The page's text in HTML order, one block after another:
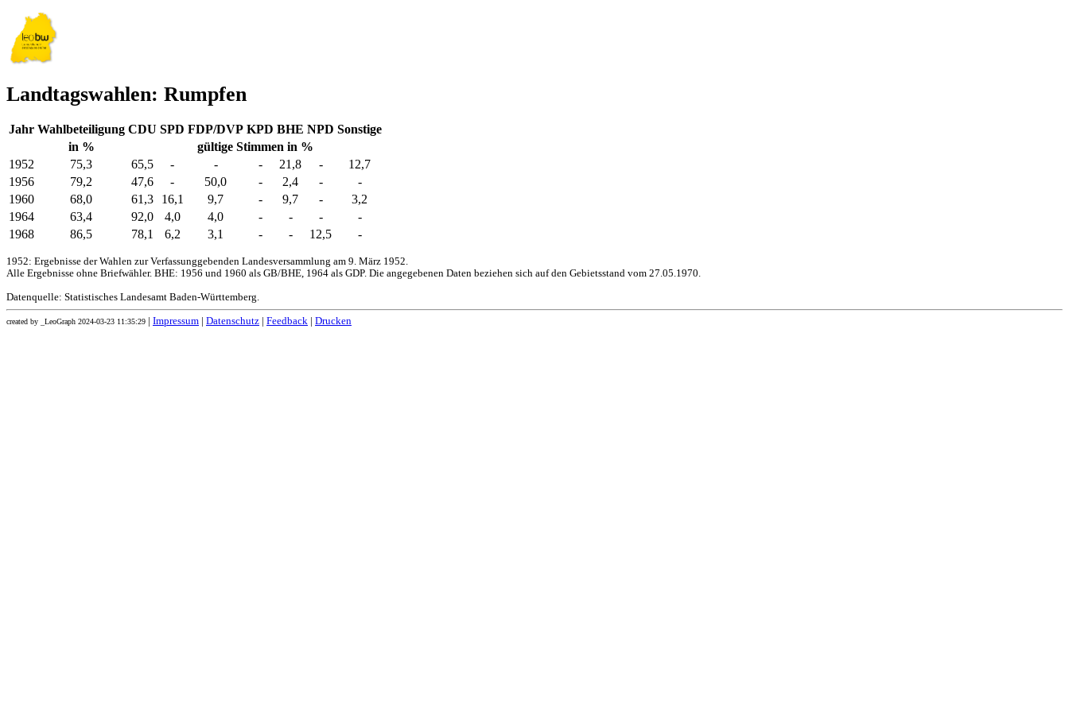
Landtagswahlen: Rumpfen
Jahr Wahlbeteiligung CDU SPD FDP/DVP KPD BHE NPD Sonstige
in %
gültige Stimmen in %
1952
75,3 65,5 - - - 21,8 -
12,7
1956
79,2 47,6 - 50,0 - 2,4 -
-
1960
68,0 61,3 16,1 9,7 - 9,7 -
3,2
1964
63,4 92,0 4,0 4,0 - - -
-
1968
86,5 78,1 6,2 3,1 - - 12,5 -
1952: Ergebnisse der Wahlen zur Verfassunggebenden Landesversammlung am 9. März 1952.
Alle Ergebnisse ohne Briefwähler. BHE: 1956 und 1960 als GB/BHE, 1964 als GDP. Die angegebenen Daten beziehen sich auf den Gebietsstand vom 27.05.1970.
Datenquelle: Statistisches Landesamt Baden-Württemberg.
created by _LeoGraph 2024-03-23 11:35:29 Impressum Datenschutz Feedback Drucken